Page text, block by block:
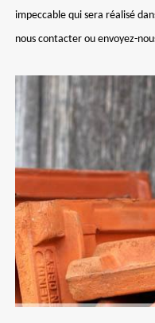
impeccable qui sera réalisé
nous contacter ou envoyez-